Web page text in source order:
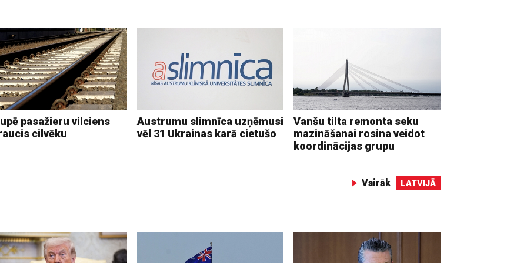
pasažieru vilciens
cilvēku
Austrumu slimnīca uzņēmusi
vēl 31 Ukrainas karā cietušo
Vanšu tilta remonta seku
mazināšanai rosina veidot
koordinācijas grupu
Vairāk LATVIJĀ